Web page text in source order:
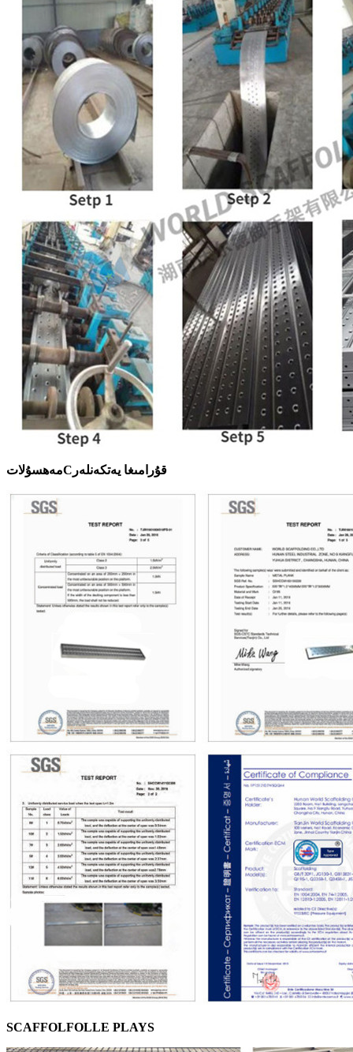
مەھسۇلاتC قۇرامىغا يەتكەنلەر
SCAFFOLFOLLE PLAYS